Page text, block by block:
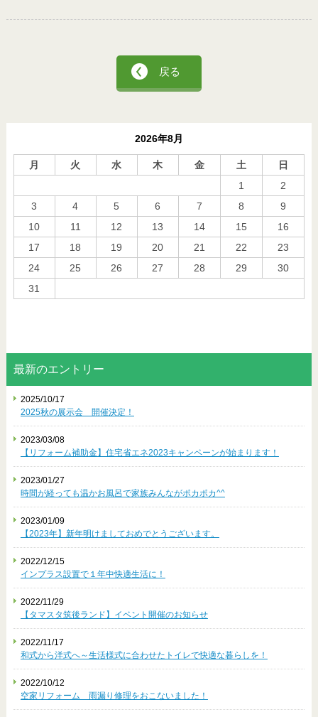
戻る
2026年8月
月 火 水 木 金 土
日
1
2
3
4 5 6 7 8
9
10
11 12 13 14 15
16
17
18 19 20 21 22
23
24
25 26 27 28 29
30
31
最新のエントリー
2025/10/17
2025秋の展示会 開催決定！
2023/03/08
【リフォーム補助金】住宅省エネ2023キャンペーンが始まります！
2023/01/27
時間が経っても温かお風呂で家族みんながポカポカ^^
2023/01/09
【2023年】新年明けましておめでとうございます。
2022/12/15
インプラス設置で１年中快適生活に！
2022/11/29
【タマスタ筑後ランド】イベント開催のお知らせ
2022/11/17
和式から洋式へ～生活様式に合わせたトイレで快適な暮らしを！
2022/10/12
空家リフォーム 雨漏り修理をおこないました！